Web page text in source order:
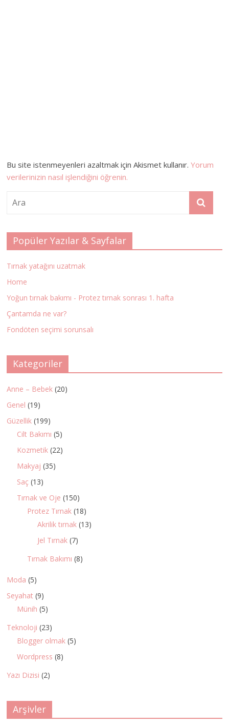
Bu site istenmeyenleri azaltmak için Akismet kullanır.Yorum
verilerinizin nasıl işlendiğini öğrenin.
Popüler Yazılar & Sayfalar
Tırnak yatağını uzatmak
Home
Yoğun tırnak bakımı - Protez tırnak sonrası 1. hafta
Çantamda ne var?
Fondöten seçimi sorunsalı
Kategoriler
Anne – Bebek (20)
Genel (19)
Güzellik (199)
Cilt Bakımı (5)
Kozmetik (22)
Makyaj (35)
Saç (13)
Tırnak ve Oje (150)
Protez Tırnak (18)
Akrilik tırnak (13)
Jel Tırnak (7)
Tırnak Bakımı (8)
Moda (5)
Seyahat (9)
Münih (5)
Teknoloji (23)
Blogger olmak (5)
Wordpress (8)
Yazı Dizisi (2)
Arşivler